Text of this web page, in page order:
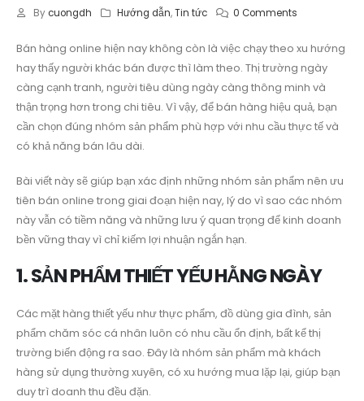
By cuongdh Hướng dẫn,Tin tức 0 Comments
Bán hàng online hiện nay không còn là việc chạy theo xu hướng
hay thấy người khác bán được thì làm theo. Thị trường ngày
càng cạnh tranh, người tiêu dùng ngày càng thông minh và
thận trọng hơn trong chi tiêu. Vì vậy, để bán hàng hiệu quả, bạn
cần chọn đúng nhóm sản phẩm phù hợp với nhu cầu thực tế và
có khả năng bán lâu dài.
Bài viết này sẽ giúp bạn xác định những nhóm sản phẩm nên ưu
tiên bán online trong giai đoạn hiện nay, lý do vì sao các nhóm
này vẫn có tiềm năng và những lưu ý quan trọng để kinh doanh
bền vững thay vì chỉ kiếm lợi nhuận ngắn hạn.
1. SẢN PHẨM THIẾT YẾU HẰNG NGÀY
Các mặt hàng thiết yếu như thực phẩm, đồ dùng gia đình, sản
phẩm chăm sóc cá nhân luôn có nhu cầu ổn định, bất kể thị
trường biến động ra sao. Đây là nhóm sản phẩm mà khách
hàng sử dụng thường xuyên, có xu hướng mua lặp lại, giúp bạn
duy trì doanh thu đều đặn.